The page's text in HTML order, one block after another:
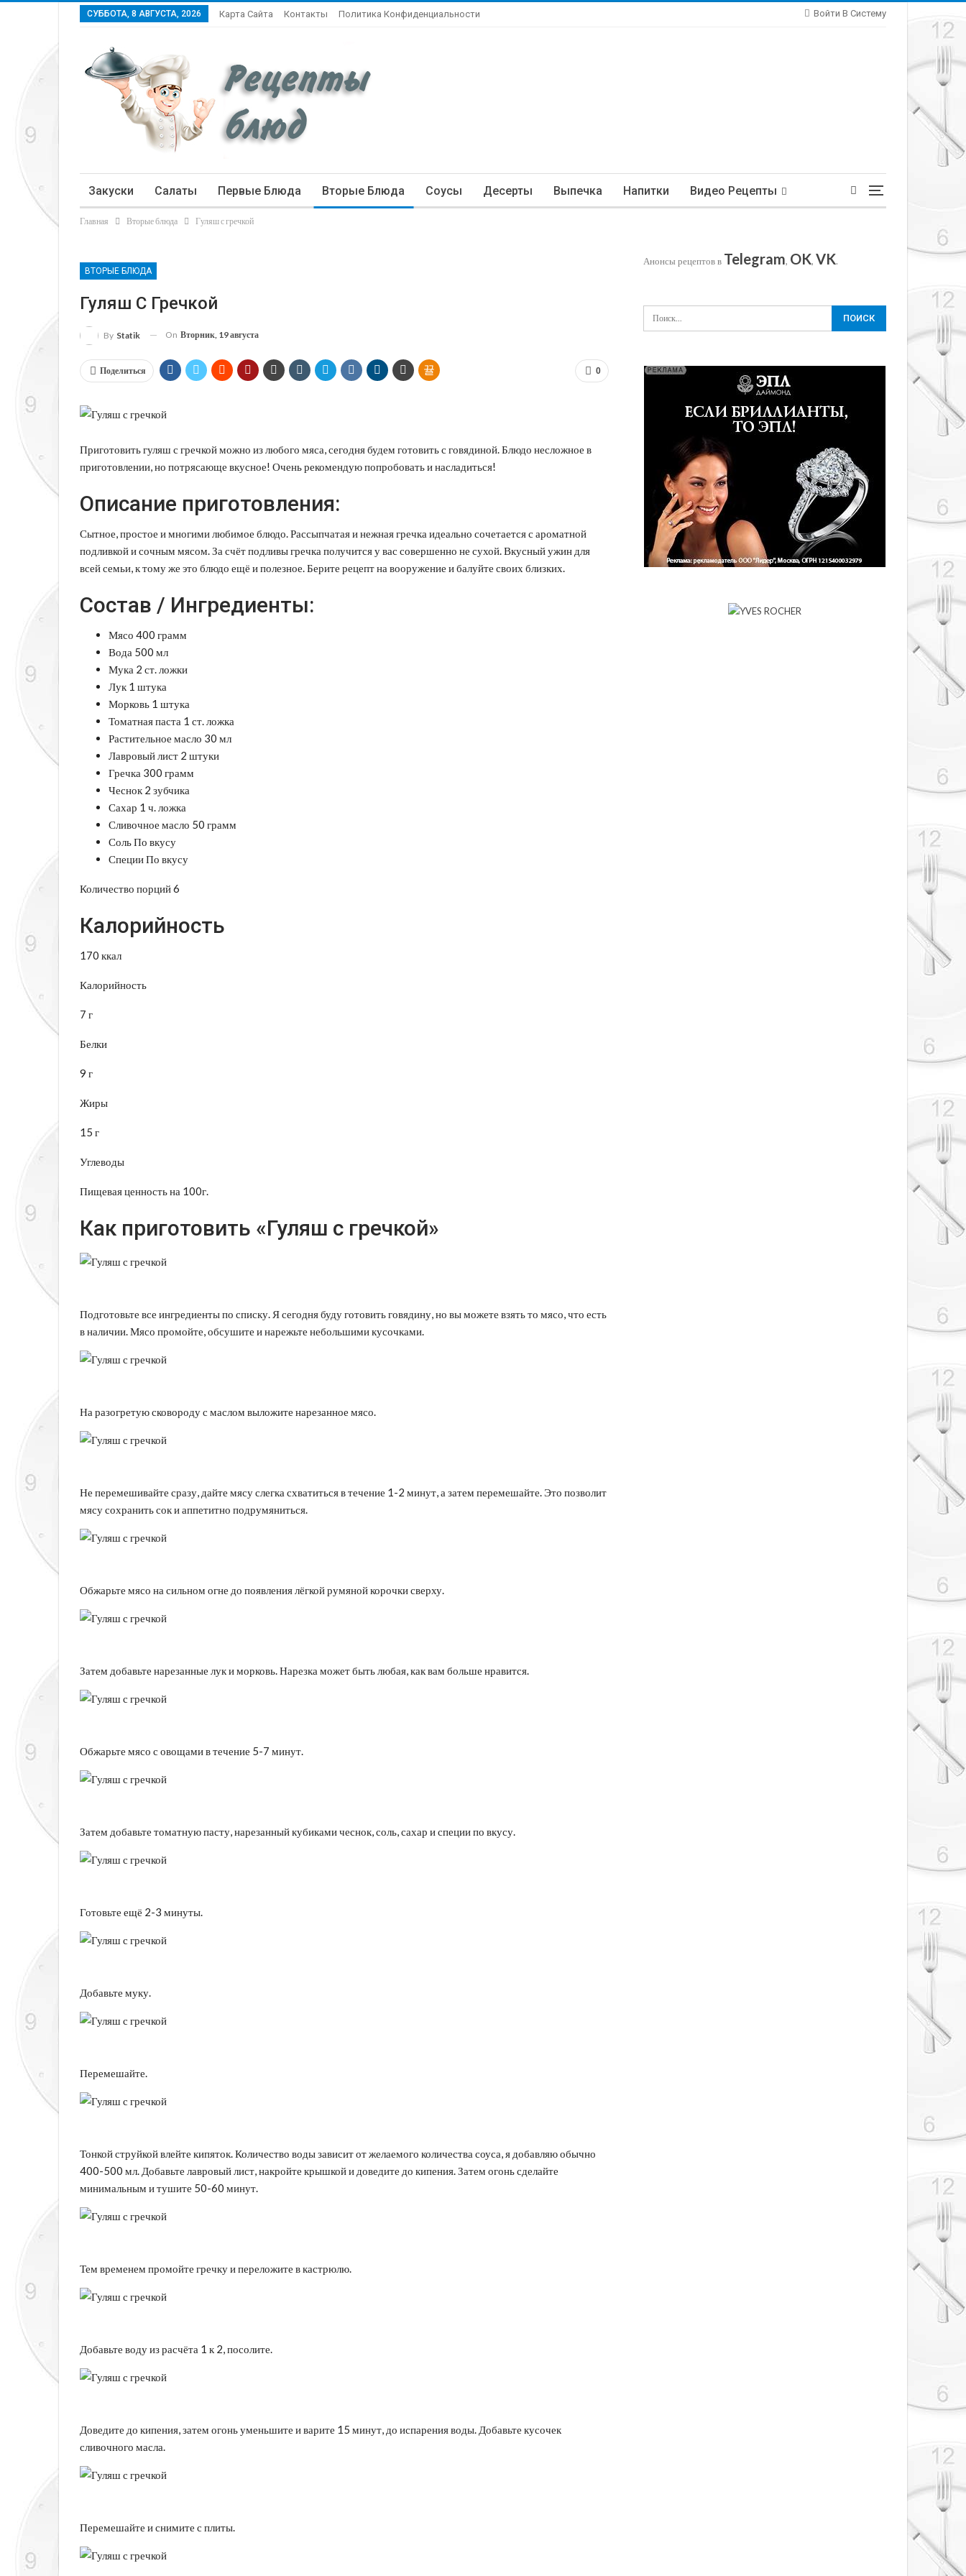
Войти В Систему
СУББОТА, 8 АВГУСТА, 2026 Карта Сайта Контакты Политика Конфиденциальности
Закуски Салаты Первые Блюда Вторые Блюда Соусы Десерты Выпечка Напитки Видео Рецепты
Статьи
Главная Вторые блюда Гуляш с гречкой
ВТОРЫЕ БЛЮДА
Гуляш С Гречкой
By Statik On Вторник, 19 августа
0
Поделиться
Приготовить гуляш с гречкой можно из любого мяса, сегодня будем готовить с говядиной. Блюдо несложное в
приготовлении, но потрясающе вкусное! Очень рекомендую попробовать и насладиться!
Описание приготовления:
Сытное, простое и многими любимое блюдо. Рассыпчатая и нежная гречка идеально сочетается с ароматной
подливкой и сочным мясом. За счёт подливы гречка получится у вас совершенно не сухой. Вкусный ужин для
всей семьи, к тому же это блюдо ещё и полезное. Берите рецепт на вооружение и балуйте своих близких.
Состав / Ингредиенты:
Мясо 400 грамм
Вода 500 мл
Мука 2 ст. ложки
Лук 1 штука
Морковь 1 штука
Томатная паста 1 ст. ложка
Растительное масло 30 мл
Лавровый лист 2 штуки
Гречка 300 грамм
Чеснок 2 зубчика
Сахар 1 ч. ложка
Сливочное масло 50 грамм
Соль По вкусу
Специи По вкусу
Количество порций 6
Калорийность
170 ккал
Калорийность
7 г
Белки
9 г
Жиры
15 г
Углеводы
Пищевая ценность на 100г.
Как приготовить «Гуляш с гречкой»
Подготовьте все ингредиенты по списку. Я сегодня буду готовить говядину, но вы можете взять то мясо, что есть
в наличии. Мясо промойте, обсушите и нарежьте небольшими кусочками.
На разогретую сковороду с маслом выложите нарезанное мясо.
Не перемешивайте сразу, дайте мясу слегка схватиться в течение 1-2 минут, а затем перемешайте. Это позволит
мясу сохранить сок и аппетитно подрумяниться.
Обжарьте мясо на сильном огне до появления лёгкой румяной корочки сверху.
Затем добавьте нарезанные лук и морковь. Нарезка может быть любая, как вам больше нравится.
Обжарьте мясо с овощами в течение 5-7 минут.
Затем добавьте томатную пасту, нарезанный кубиками чеснок, соль, сахар и специи по вкусу.
Готовьте ещё 2-3 минуты.
Добавьте муку.
Перемешайте.
Тонкой струйкой влейте кипяток. Количество воды зависит от желаемого количества соуса, я добавляю обычно
400-500 мл. Добавьте лавровый лист, накройте крышкой и доведите до кипения. Затем огонь сделайте
минимальным и тушите 50-60 минут.
Тем временем промойте гречку и переложите в кастрюлю.
Добавьте воду из расчёта 1 к 2, посолите.
Доведите до кипения, затем огонь уменьшите и варите 15 минут, до испарения воды. Добавьте кусочек
сливочного масла.
Перемешайте и снимите с плиты.
Анонсы рецептов в Telegram, OK, VK.